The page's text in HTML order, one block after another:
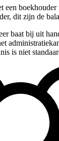
een
dit zijn de
baat bij uit
is niet